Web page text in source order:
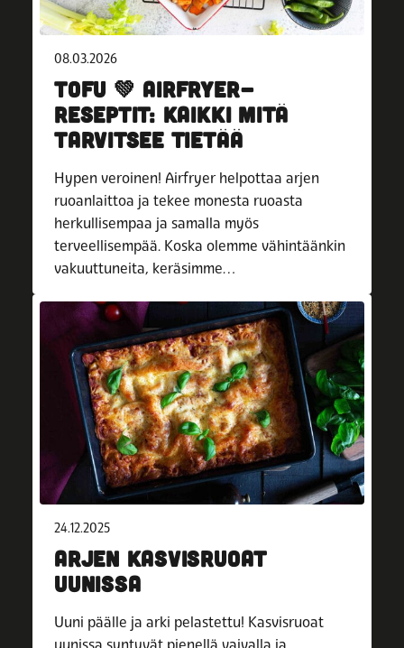
08.03.2026
TOFU 💚 AIRFRYER-
RESEPTIT: KAIKKI MITÄ
TARVITSEE TIETÄÄ
Hypen veroinen! Airfryer helpottaa arjen
ruoanlaittoa ja tekee monesta ruoasta
herkullisempaa ja samalla myös
terveellisempää. Koska olemme vähintäänkin
vakuuttuneita, keräsimme…
24.12.2025
ARJEN KASVISRUOAT
UUNISSA
Uuni päälle ja arki pelastettu! Kasvisruoat